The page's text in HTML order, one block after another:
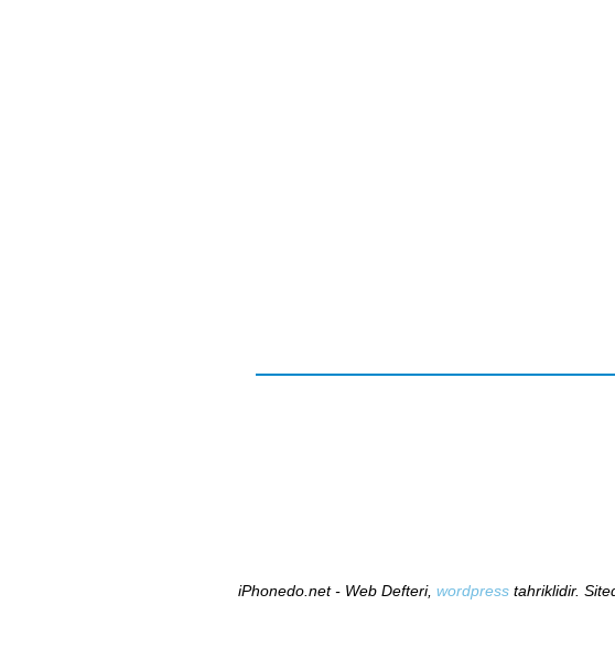
iPhonedo.net - Web Defteri, wordpresstahriklidir.